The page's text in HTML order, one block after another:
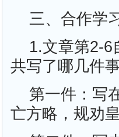
三、合作学
1.文章第2-6
共写了哪几件
第一件：写
亡方略，规劝